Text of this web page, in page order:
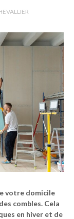
votre domicile
combles. Cela
en hiver et de